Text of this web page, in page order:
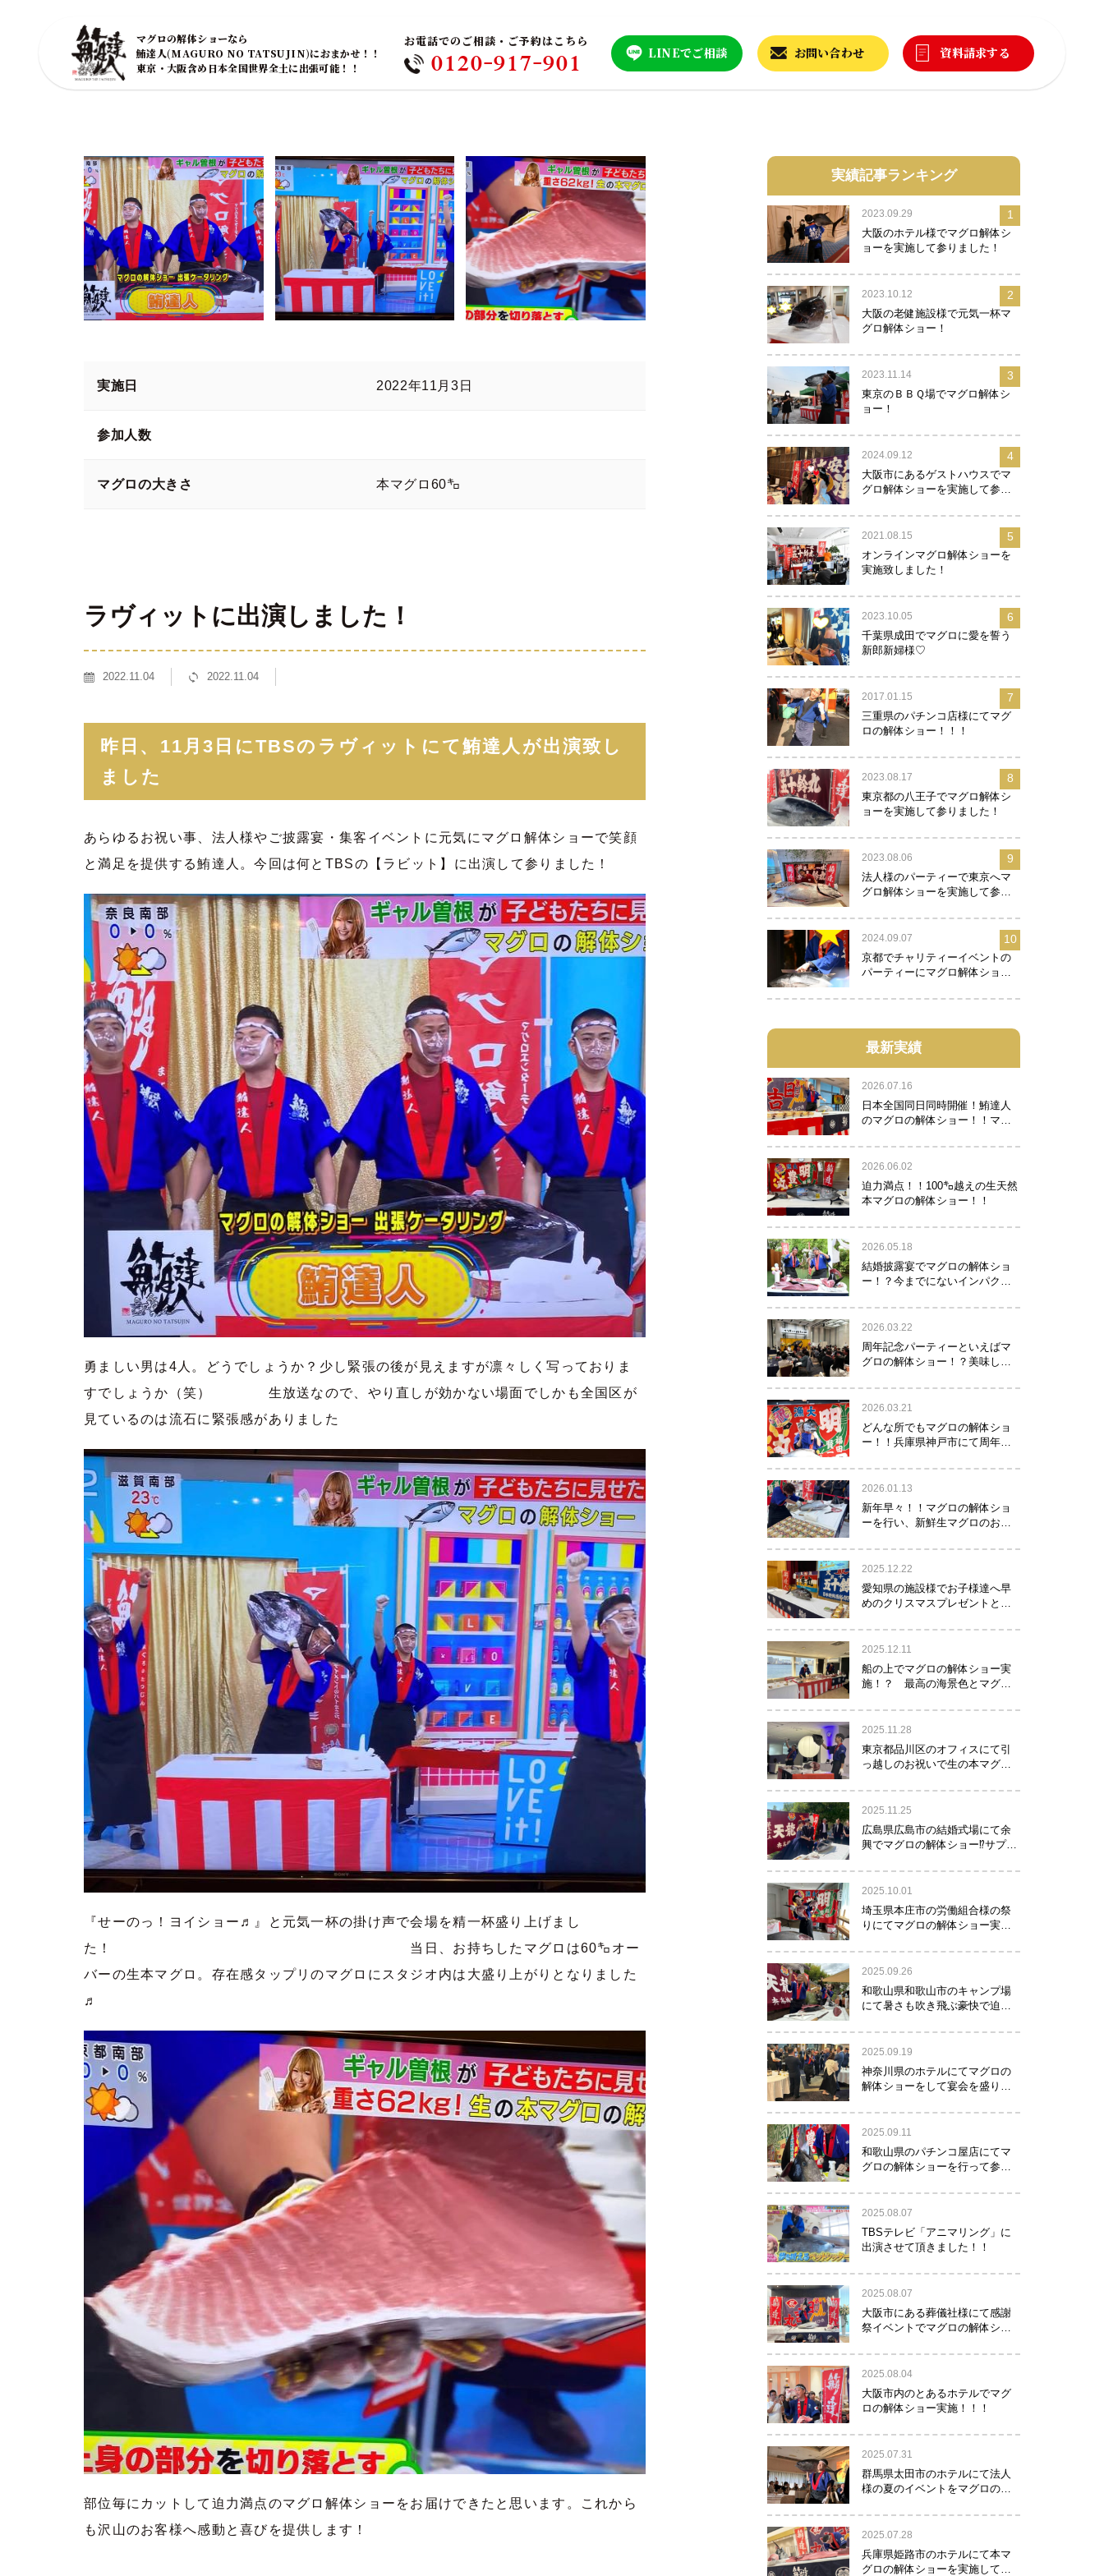
マグロの解体ショーなら
鮪達人(MAGURO NO TATSUJIN)におまかせ！！
東京・大阪含め日本全国世界全土に出張可能！！
お電話でのご相談・ご予約はこちら
0120-917-901 LINEでご相談 お問い合わせ 資料請求する
実施日 2022年11月3日
参加人数
マグロの大きさ 本マグロ60㌔
ラヴィットに出演しました！
2022.11.04 2022.11.04
昨日、11月3日にTBSのラヴィットにて鮪達人が出演致し
ました
あらゆるお祝い事、法人様やご披露宴・集客イベントに元気にマグロ解体ショーで笑顔
と満足を提供する鮪達人。今回は何とTBSの【ラビット】に出演して参りました！
勇ましい男は4人。どうでしょうか？少し緊張の後が見えますが凛々しく写っておりま
すでしょうか（笑） 生放送なので、やり直しが効かない場面でしかも全国区が
見ているのは流石に緊張感がありました
『せーのっ！ヨイショー♬』と元気一杯の掛け声で会場を精一杯盛り上げまし
た！ 当日、お持ちしたマグロは60㌔オー
バーの生本マグロ。存在感タップリのマグロにスタジオ内は大盛り上がりとなりました
♬
部位毎にカットして迫力満点のマグロ解体ショーをお届けできたと思います。これから
も沢山のお客様へ感動と喜びを提供します！
実績記事ランキング
2023.09.29
大阪のホテル様でマグロ解体シ
ョーを実施して参りました！
1
2023.10.12
大阪の老健施設様で元気一杯マ
グロ解体ショー！
2
2023.11.14
東京のＢＢＱ場でマグロ解体シ
ョー！
3
2024.09.12
大阪市にあるゲストハウスでマ
グロ解体ショーを実施して参り
4
2021.08.15
オンラインマグロ解体ショーを
実施致しました！
5
2023.10.05
千葉県成田でマグロに愛を誓う
新郎新婦様♡
6
2017.01.15
三重県のパチンコ店様にてマグ
ロの解体ショー！！！
7
2023.08.17
東京都の八王子でマグロ解体シ
ョーを実施して参りました！
8
2023.08.06
法人様のパーティーで東京へマ
グロ解体ショーを実施して参り
9
2024.09.07
京都でチャリティーイベントの
パーティーにマグロ解体ショー
10
最新実績
2026.07.16
日本全国同日同時開催！鮪達人
のマグロの解体ショー！！マグ
2026.06.02
迫力満点！！100㌔越えの生天然
本マグロの解体ショー！！
2026.05.18
結婚披露宴でマグロの解体ショ
ー！？今までにないインパクト
スメ！！
2026.03.22
周年記念パーティーといえばマ
グロの解体ショー！？美味し
2026.03.21
どんな所でもマグロの解体ショ
ー！！兵庫県神戸市にて周年記
て参りました！！
2026.01.13
新年早々！！マグロの解体ショ
ーを行い、新鮮生マグロのお寿
舞い！！！
2025.12.22
愛知県の施設様でお子様達へ早
めのクリスマスプレゼントとし
施！？
2025.12.11
船の上でマグロの解体ショー実
施！？ 最高の海景色とマグロ
2025.11.28
東京都品川区のオフィスにて引
っ越しのお祝いで生の本マグロ
体ショーを行いお祝いしてまい
りました
2025.11.25
広島県広島市の結婚式場にて余
興でマグロの解体ショー⁉サプラ
場！！！
2025.10.01
埼玉県本庄市の労働組合様の祭
りにてマグロの解体ショー実施
2025.09.26
和歌山県和歌山市のキャンプ場
にて暑さも吹き飛ぶ豪快で迫力
しました。
2025.09.19
神奈川県のホテルにてマグロの
解体ショーをして宴会を盛り上
た。
2025.09.11
和歌山県のパチンコ屋店にてマ
グロの解体ショーを行って参り
2025.08.07
TBSテレビ「アニマリング」に
出演させて頂きました！！
2025.08.07
大阪市にある葬儀社様にて感謝
祭イベントでマグロの解体ショ
2025.08.04
大阪市内のとあるホテルでマグ
ロの解体ショー実施！！！
2025.07.31
群馬県太田市のホテルにて法人
様の夏のイベントをマグロの解
た！！
2025.07.28
兵庫県姫路市のホテルにて本マ
グロの解体ショーを実施して参